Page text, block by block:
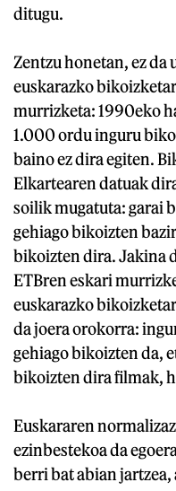
ditugu.
Zentzu honetan, ez da
euskarazko
murrizketa: 1990eko
1.000 ordu inguru
baino ez dira egiten.
Elkartearen datuak
soilik mugatuta: garai
gehiago bikoizten
bikoizten dira. Jakina
ETBren eskari
euskarazko
da joera orokorra:
gehiago bikoizten da,
bikoizten dira filmak,
Euskararen
ezinbestekoa da
berri bat abian